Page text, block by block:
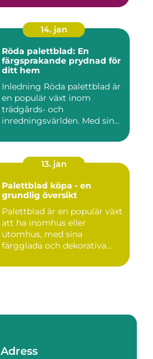
14. jan
Röda palettblad: En
färgsprakande prydnad för
ditt hem
Inledning Röda palettblad är
en populär växt inom
trädgårds- och
inredningsvärlden. Med sina
13. jan
Palettblad köpa - en
grundlig översikt
Palettblad är en populär växt
att ha inomhus eller
utomhus, med sina
färgglada och dekorativa
Adress